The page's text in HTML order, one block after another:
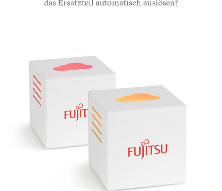
das Ersatzteil automatisch auslösen?